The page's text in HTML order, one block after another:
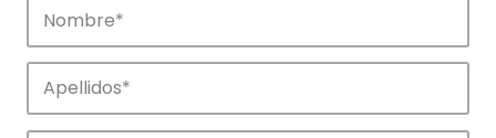
Empresas
Descubre las empresas que impulsan la